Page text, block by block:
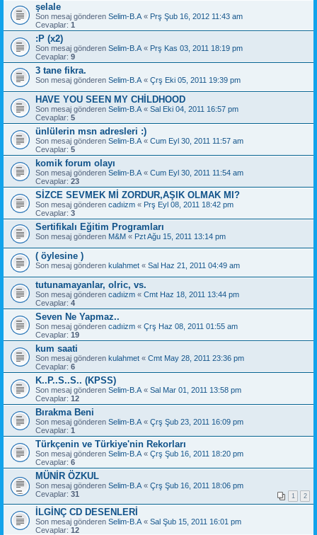
şelale
Son mesaj gönderen Selim-B.A « Prş Şub 16, 2012 11:43 am
Cevaplar: 1
:P (x2)
Son mesaj gönderen Selim-B.A « Prş Kas 03, 2011 18:19 pm
Cevaplar: 9
3 tane fikra.
Son mesaj gönderen Selim-B.A « Çrş Eki 05, 2011 19:39 pm
HAVE YOU SEEN MY CHİLDHOOD
Son mesaj gönderen Selim-B.A « Sal Eki 04, 2011 16:57 pm
Cevaplar: 5
ünlülerin msn adresleri :)
Son mesaj gönderen Selim-B.A « Cum Eyl 30, 2011 11:57 am
Cevaplar: 5
komik forum olayı
Son mesaj gönderen Selim-B.A « Cum Eyl 30, 2011 11:54 am
Cevaplar: 23
SİZCE SEVMEK Mİ ZORDUR,AŞIK OLMAK MI?
Son mesaj gönderen cadıizm « Prş Eyl 08, 2011 18:42 pm
Cevaplar: 3
Sertifikalı Eğitim Programları
Son mesaj gönderen M&M « Pzt Ağu 15, 2011 13:14 pm
( öylesine )
Son mesaj gönderen kulahmet « Sal Haz 21, 2011 04:49 am
tutunamayanlar, olric, vs.
Son mesaj gönderen cadıizm « Cmt Haz 18, 2011 13:44 pm
Cevaplar: 4
Seven Ne Yapmaz..
Son mesaj gönderen cadıizm « Çrş Haz 08, 2011 01:55 am
Cevaplar: 19
kum saati
Son mesaj gönderen kulahmet « Cmt May 28, 2011 23:36 pm
Cevaplar: 6
K..P..S..S.. (KPSS)
Son mesaj gönderen Selim-B.A « Sal Mar 01, 2011 13:58 pm
Cevaplar: 12
Bırakma Beni
Son mesaj gönderen Selim-B.A « Çrş Şub 23, 2011 16:09 pm
Cevaplar: 1
Türkçenin ve Türkiye'nin Rekorları
Son mesaj gönderen Selim-B.A « Çrş Şub 16, 2011 18:20 pm
Cevaplar: 6
MÜNİR ÖZKUL
Son mesaj gönderen Selim-B.A « Çrş Şub 16, 2011 18:06 pm
Cevaplar: 31 1 2
İLGİNÇ CD DESENLERİ
Son mesaj gönderen Selim-B.A « Sal Şub 15, 2011 16:01 pm
Cevaplar: 12